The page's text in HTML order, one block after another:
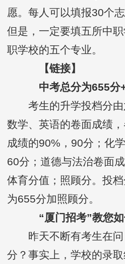
愿。每人可以填报30个
但是，一定要填五所中
职学校的五个专业。
【链接】
中考总分为655分
考生的升学投档分由
数学、英语的卷面成绩
成绩的90%，90分；化
60分；道德与法治卷面
体育分值；照顾分。投
为655分加照顾分。
“厦门招考”教您
昨天不断有考生在问
分？事实上，学校的录